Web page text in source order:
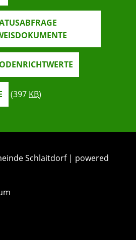
(397 KB)
Schlaitdorf | powered